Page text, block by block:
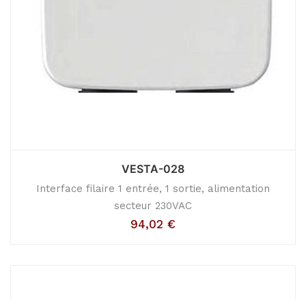
VESTA-028
Interface filaire 1 entrée, 1 sortie, alimentation
secteur 230VAC
94,02 €